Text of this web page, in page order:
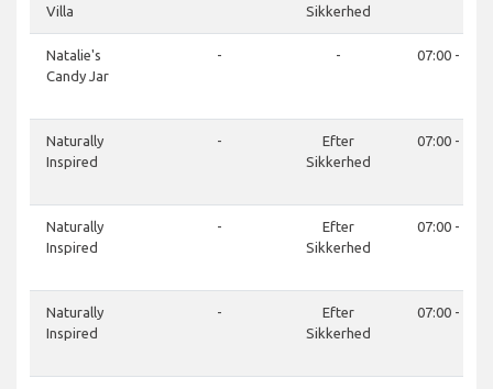
Villa
Sikkerhed
Natalie's
Candy Jar
- - 07:00 -
Naturally
Inspired
-
Efter
Sikkerhed
07:00 -
Naturally
Inspired
-
Efter
Sikkerhed
07:00 -
Naturally
Inspired
-
Efter
Sikkerhed
07:00 -